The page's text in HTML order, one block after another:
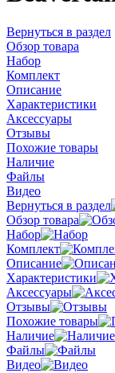
Вернуться в раздел
Обзор товара
Набор
Комплект
Описание
Характеристики
Аксессуары
Отзывы
Похожие товары
Наличие
Файлы
Видео
Вернуться в раздел
Обзор товара
Набор
Комплект
Описание
Характеристики
Аксессуары
Отзывы
Похожие товары
Наличие
Файлы
Видео